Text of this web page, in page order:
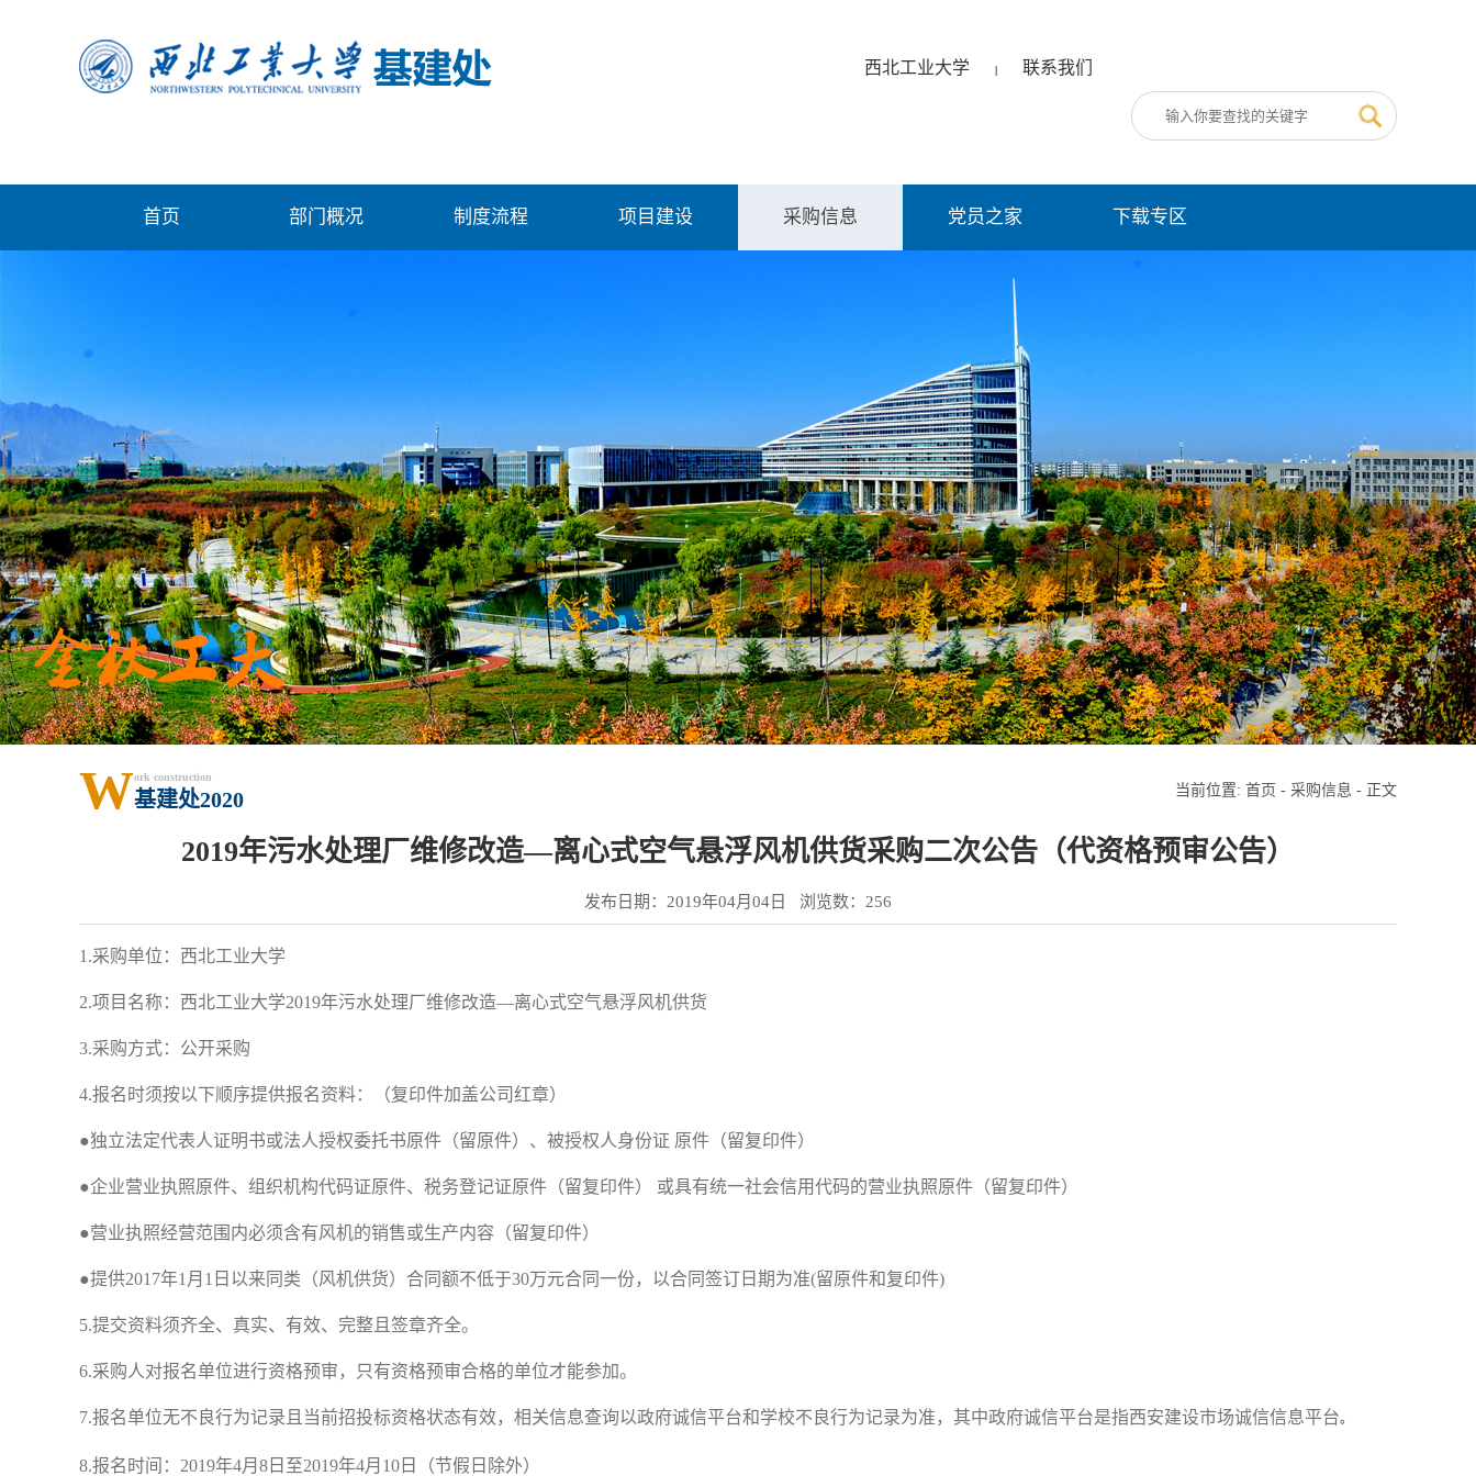
西北工业大学 | 联系我们
首页 部门概况 制度流程 项目建设 采购信息 党员之家 下载专区
Work construction
基建处2020 当前位置: 首页 - 采购信息 - 正文
2019年污水处理厂维修改造—离心式空气悬浮风机供货采购二次公告（代资格预审公告）
发布日期：2019年04月04日 浏览数： 256
1.采购单位：西北工业大学
2.项目名称：西北工业大学2019年污水处理厂维修改造—离心式空气悬浮风机供货
3.采购方式：公开采购
4.报名时须按以下顺序提供报名资料：（复印件加盖公司红章）
●独立法定代表人证明书或法人授权委托书原件（留原件）、被授权人身份证 原件（留复印件）
●企业营业执照原件、组织机构代码证原件、税务登记证原件（留复印件） 或具有统一社会信用代码的营业执照原件（留复印件）
●营业执照经营范围内必须含有风机的销售或生产内容（留复印件）
●提供2017年1 月 1 日以来同类（风机供货）合同额不低于30万元合同一份，以合同签订日期为准(留原件和复印件)
5.提交资料须齐全、真实、有效、完整且签章齐全。
6.采购人对报名单位进行资格预审，只有资格预审合格的单位才能参加。
7.报名单位无不良行为记录且当前招投标资格状态有效，相关信息查询以政府诚信平台和学校不良行为记录为准，其中政府诚信平台是指西安建设市场诚信信息平台。
8.报名时间： 2019年4月 8 日至2019年4月 10 日（节假日除外）